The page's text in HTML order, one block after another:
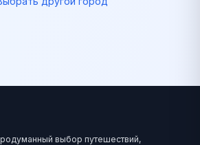
выбор путешествий,